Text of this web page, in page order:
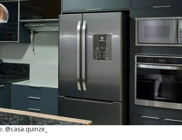
@casa.quinze_